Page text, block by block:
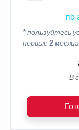
по
* пользуйтесь
первые 2
В